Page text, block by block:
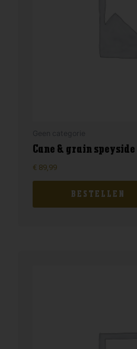
Cane & grain speyside
€ 89,99
BESTELLEN